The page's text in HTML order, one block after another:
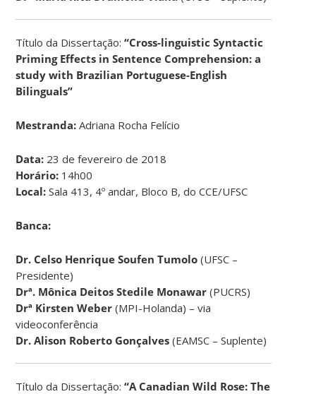
Título da Dissertação:“Cross-linguistic Syntactic
Priming Effects in Sentence Comprehension: a
study with Brazilian Portuguese-English
Bilinguals”
Mestranda: Adriana Rocha Felício
Data: 23 de fevereiro de 2018
Horário: 14h00
Local:Sala 413, 4º andar, Bloco B, do CCE/UFSC
Banca:
Dr. Celso Henrique Soufen Tumolo (UFSC –
Presidente)
Drª. Mônica Deitos Stedile Monawar (PUCRS)
Drª Kirsten Weber(MPI-Holanda) – via
videoconferência
Dr.Alison Roberto Gonçalves (EAMSC – Suplente)
Título da Dissertação:“A Canadian Wild Rose: The